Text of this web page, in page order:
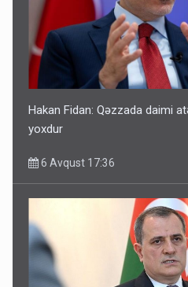
Hakan Fidan: Qəzzada daimi
yoxdur
6 Avqust 17:36